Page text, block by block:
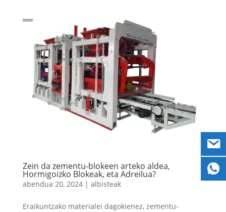
Zein da zementu-blokeen arteko aldea,
Hormigoizko Blokeak, eta Adreilua?
abendua 20, 2024| albisteak
Eraikuntzako materialei dagokienez, zementu-